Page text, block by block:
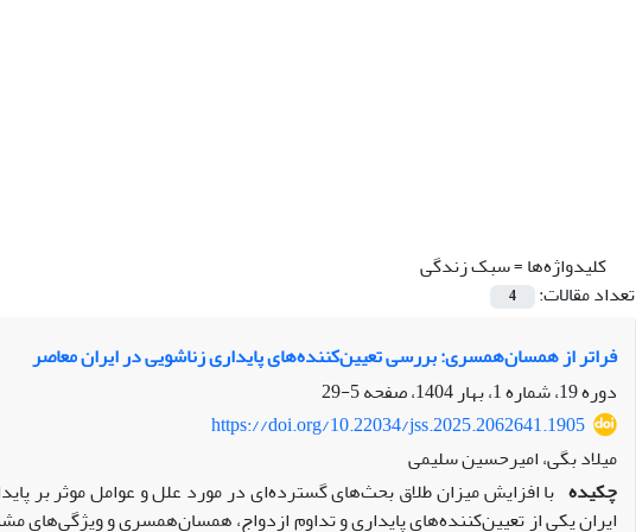
کلیدواژه‌ها =سبک زندگی
تعداد مقالات:
4
فراتر از همسان‌همسری: بررسی تعیین‌کننده‌های پایداری زناشویی در ایران معاصر
دوره 19، شماره 1، بهار 1404، صفحه
5-29
https://doi.org/10.22034/jss.2025.2062641.1905
میلاد بگی، امیرحسین سلیمی
چکیده با افزایش میزان طلاق بحث‌های گسترده‌ای در مورد علل و عوامل موثر بر
ایران یکی از تعیین‌کننده‌های پایداری و تداوم ازدواج، همسان‌همسری و